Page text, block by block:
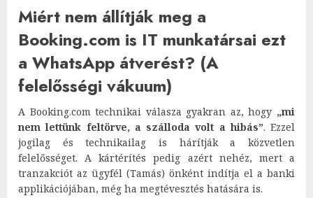
Miért nem állítják meg a
Booking.com is IT munkatársai ezt
a WhatsApp átverést? (A
felelősségi vákuum)
A Booking.com technikai válasza gyakran az, hogy „mi
nem lettünk feltörve, a szálloda volt a hibás”. Ezzel
jogilag és technikailag is hárítják a közvetlen
felelősséget. A kártérítés pedig azért nehéz, mert a
tranzakciót az ügyfél (Tamás) önként indítja el a banki
applikációjában, még ha megtévesztés hatására is.